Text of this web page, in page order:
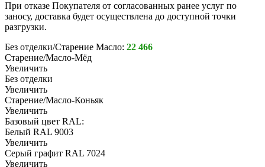
При отказе Покупателя от согласованных ранее услуг по
заносу, доставка будет осуществлена до доступной точки
разгрузки.
Без отделки/Старение Масло: 22 466
Старение/Масло-Мёд
Увеличить
Без отделки
Увеличить
Старение/Масло-Коньяк
Увеличить
Базовый цвет RAL:
Белый RAL 9003
Увеличить
Серый графит RAL 7024
Увеличить